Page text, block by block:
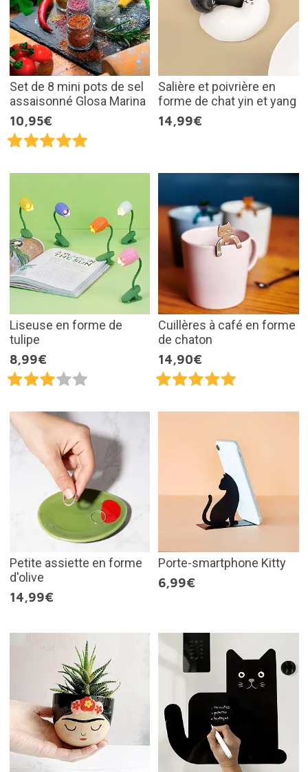
Set de 8 mini pots de sel
assaisonné Glosa Marina
10,95€
Salière et poivrière en
forme de chat yin et yang
14,99€
Liseuse en forme de
tulipe
8,99€
Cuillères à café en forme
de chaton
14,90€
Petite assiette en forme
d'olive
14,99€
Porte-smartphone Kitty
6,99€